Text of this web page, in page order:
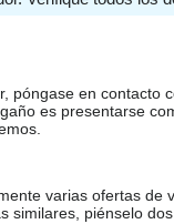
póngase en
es presentarse
varias ofertas
similares, piénselo